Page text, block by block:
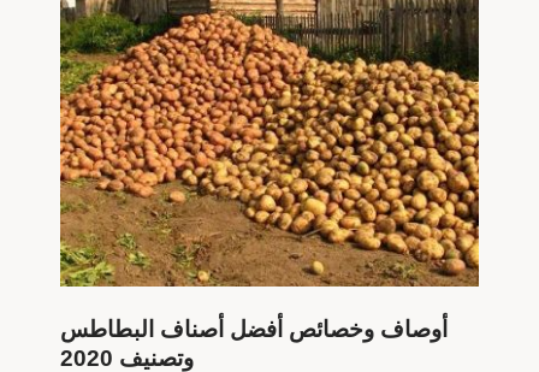
أوصاف وخصائص أفضل أصناف البطاطس
وتصنيف 2020